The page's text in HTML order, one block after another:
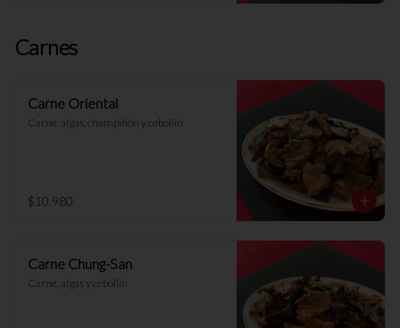
Carnes
Carne Oriental
Carne, algas, champiñón y cebollín
$10.980
Carne Chung-San
Carne, algas y cebollín